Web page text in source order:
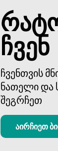
ჩვენ
ჩვენთვის
ნათელი და
შეგრჩეთ
აირჩიეთ